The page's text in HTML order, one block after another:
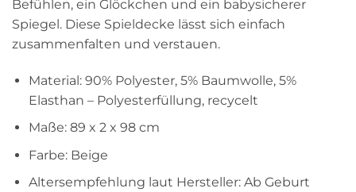
Befühlen, ein Glöckchen und ein babysicherer
Spiegel. Diese Spieldecke lässt sich einfach
zusammenfalten und verstauen.
Material: 90% Polyester, 5% Baumwolle, 5%
Elasthan – Polyesterfüllung, recycelt
Maße: 89 x 2 x 98 cm
Farbe: Beige
Altersempfehlung laut Hersteller: Ab Geburt